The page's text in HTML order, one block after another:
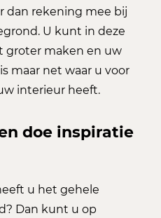
dan rekening mee bij
U kunt in deze
groter maken en uw
maar net waar u voor
interieur heeft.
doe inspiratie
u het gehele
Dan kunt u op